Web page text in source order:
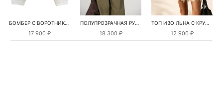
БОМБЕР С ВОРОТНИКОМ-СТОЙКОЙ
17 900 ₽
ПОЛУПРОЗРАЧНАЯ РУБАШКА С РОМАШКАМИ
18 300 ₽
ТОП ИЗО ЛЬНА С КРУЖЕВОМ
12 900 ₽